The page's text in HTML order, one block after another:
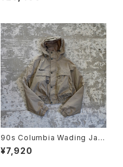
90s Columbia Wading Jac
ket
¥7,920